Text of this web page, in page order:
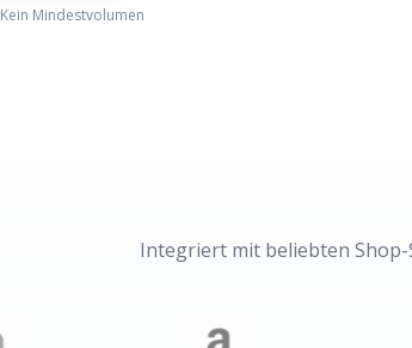
Kein Mindestvolumen
Integriert mit beliebten